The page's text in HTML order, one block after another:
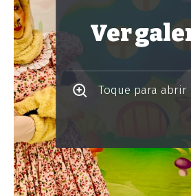
Ver
Toque para abrir